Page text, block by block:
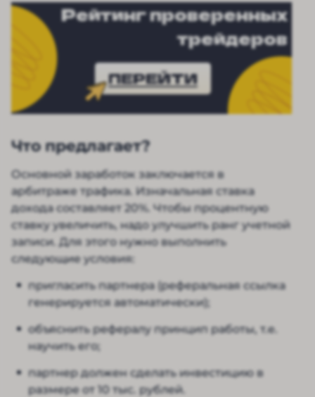
Рейтинг проверенных
трейдеров
ПЕРЕЙТИ
Что предлагает?
Основной заработок заключается в
арбитраже трафика. Изначальная ставка
дохода составляет 20%. Чтобы процентную
ставку увеличить, надо улучшить ранг учетной
записи. Для этого нужно выполнить
следующие условия:
пригласить партнера (реферальная ссылка
генерируется автоматически);
объяснить рефералу принцип работы, т.е.
научить его;
партнер должен сделать инвестицию в
размере от 10 тыс. рублей.